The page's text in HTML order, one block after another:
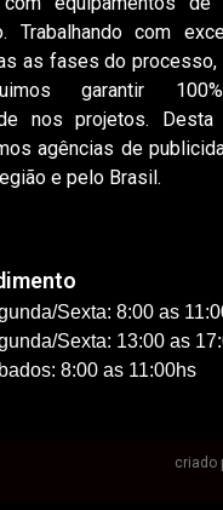
Trabalhando com
as fases do processo,
garantir
nos projetos. Desta
agências de
e pelo Brasil.
Sexta: 8:00 as
Sexta: 13:00 as
8:00 as 11:00hs
criado